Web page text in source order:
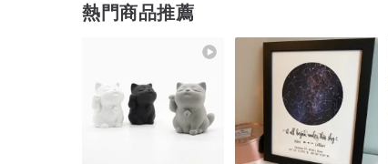
熱門商品推薦